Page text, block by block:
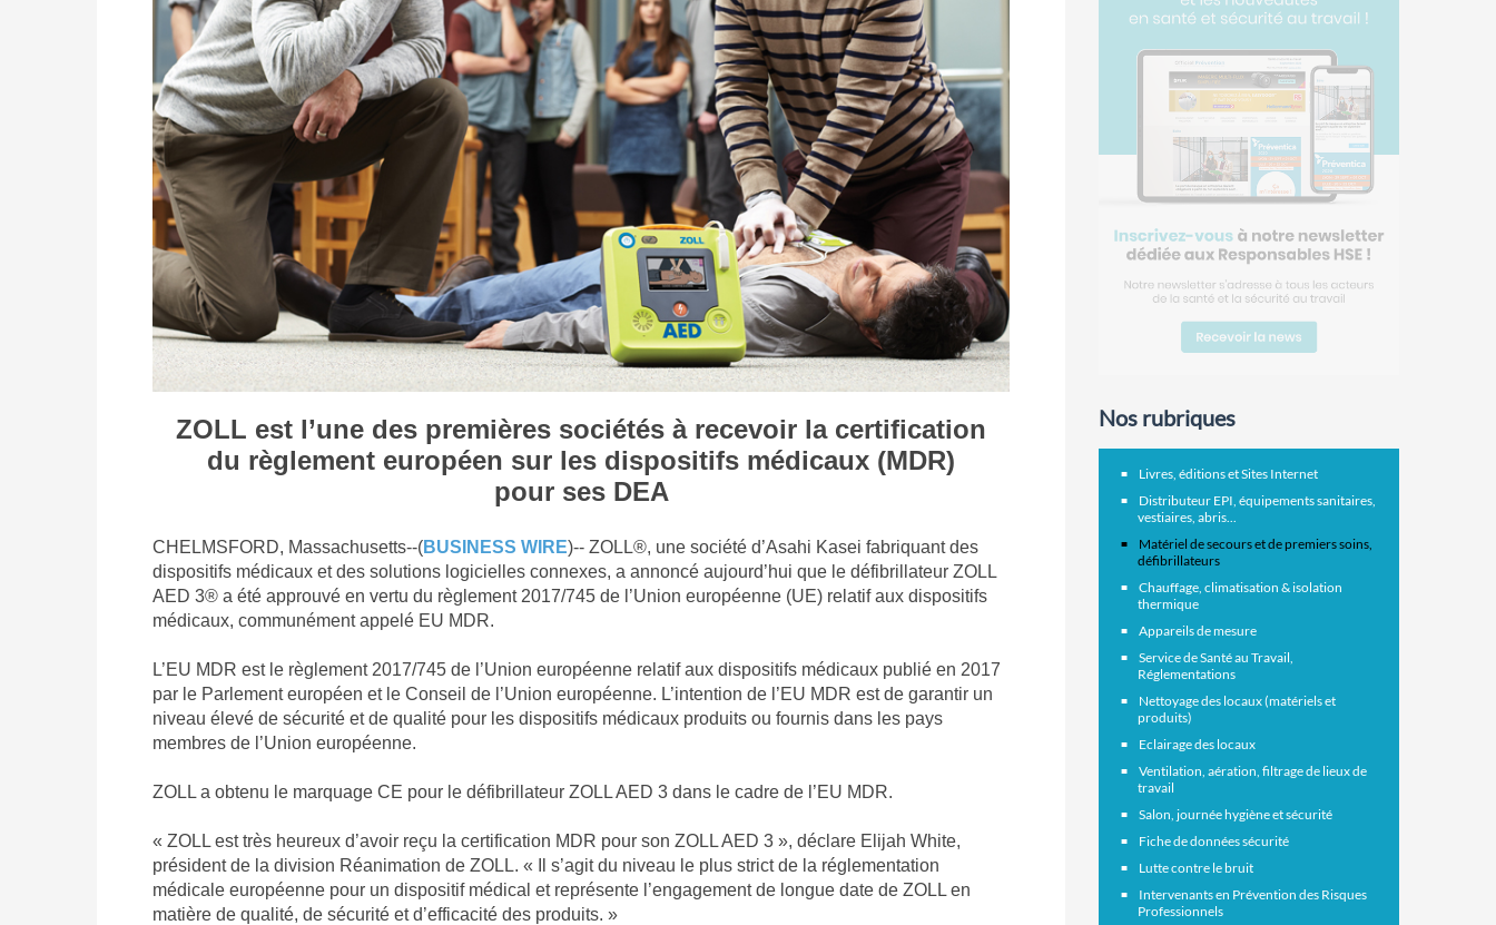
ZOLL est l’une des premières sociétés à recevoir la certification
du règlement européen sur les dispositifs médicaux (MDR)
pour ses DEA
CHELMSFORD, Massachusetts--(BUSINESS WIRE)-- ZOLL®, une société d’Asahi Kasei fabriquant des
dispositifs médicaux et des solutions logicielles connexes, a annoncé aujourd’hui que le défibrillateur ZOLL
AED 3® a été approuvé en vertu du règlement 2017/745 de l’Union européenne (UE) relatif aux dispositifs
médicaux, communément appelé EU MDR.
L’EU MDR est le règlement 2017/745 de l’Union européenne relatif aux dispositifs médicaux publié en 2017
par le Parlement européen et le Conseil de l’Union européenne. L’intention de l’EU MDR est de garantir un
niveau élevé de sécurité et de qualité pour les dispositifs médicaux produits ou fournis dans les pays
membres de l’Union européenne.
ZOLL a obtenu le marquage CE pour le défibrillateur ZOLL AED 3 dans le cadre de l’EU MDR.
« ZOLL est très heureux d’avoir reçu la certification MDR pour son ZOLL AED 3 », déclare Elijah White,
président de la division Réanimation de ZOLL. « Il s’agit du niveau le plus strict de la réglementation
médicale européenne pour un dispositif médical et représente l’engagement de longue date de ZOLL en
matière de qualité, de sécurité et d’efficacité des produits. »
Nos rubriques
Livres, éditions et Sites Internet
Distributeur EPI, équipements sanitaires,
vestiaires, abris...
Matériel de secours et de premiers soins,
défibrillateurs
Chauffage, climatisation & isolation
thermique
Appareils de mesure
Service de Santé au Travail,
Réglementations
Nettoyage des locaux (matériels et
produits)
Eclairage des locaux
Ventilation, aération, filtrage de lieux de
travail
Salon, journée hygiène et sécurité
Fiche de données sécurité
Lutte contre le bruit
Intervenants en Prévention des Risques
Professionnels